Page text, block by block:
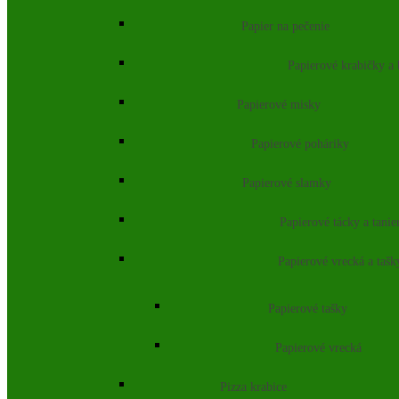
Papier na pečenie
Papierové krabičky a
Papierové misky
Papierové poháriky
Papierové slamky
Papierové tácky a
Papierové vrecká a
Papierové tašky
Papierové vrecká
Pizza krabice